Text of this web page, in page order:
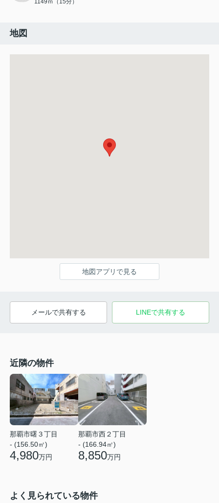
1149ｍ（15分）
地図
地図アプリで見る
メールで共有する LINEで共有する
近隣の物件
那覇市曙３丁目
- (156.50㎡)
4,980万円
那覇市西２丁目
- (166.94㎡)
8,850万円
よく見られている物件